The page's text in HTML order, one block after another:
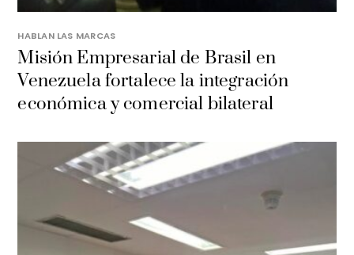
HABLAN LAS MARCAS
Misión Empresarial de Brasil en
Venezuela fortalece la integración
económica y comercial bilateral